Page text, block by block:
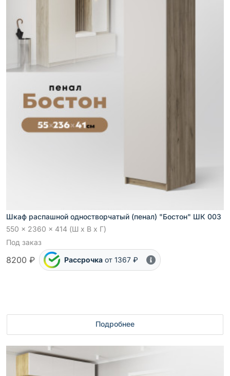
Шкаф распашной одностворчатый (пенал) "Бостон" ШК 003
550 x 2360 x 414 (Ш x В x Г)
Под заказ
8200 ₽ Рассрочка от 1367 ₽
Подробнее